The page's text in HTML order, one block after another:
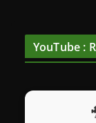
YouTube :